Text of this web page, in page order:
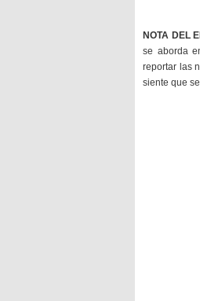
NOTA DEL
se aborda
reportar las
siente que